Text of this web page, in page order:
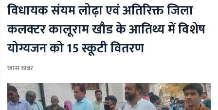
विधायक संयम लोढ़ा एवं अतिरिक्त जिला
कलक्टर कालूराम खौड के आतिथ्य में विशेष
योग्यजन को 15 स्कूटी वितरण
खास खबर